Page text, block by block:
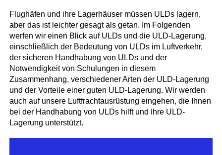
Flughäfen und ihre Lagerhäuser müssen ULDs lagern,
aber das ist leichter gesagt als getan. Im Folgenden
werfen wir einen Blick auf ULDs und die ULD-Lagerung,
einschließlich der Bedeutung von ULDs im Luftverkehr,
der sicheren Handhabung von ULDs und der
Notwendigkeit von Schulungen in diesem
Zusammenhang, verschiedener Arten der ULD-Lagerung
und der Vorteile einer guten ULD-Lagerung. Wir werden
auch auf unsere Luftfrachtausrüstung eingehen, die Ihnen
bei der Handhabung von ULDs hilft und Ihre ULD-
Lagerung unterstützt.